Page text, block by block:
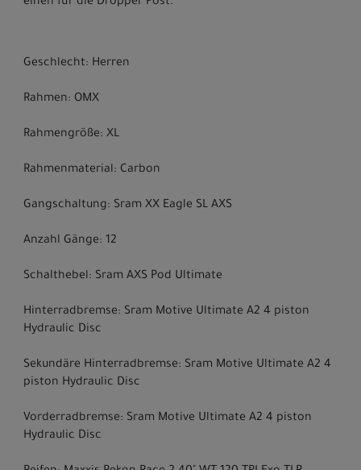
einen für die Dropper Post.
Geschlecht: Herren
Rahmen: OMX
Rahmengröße: XL
Rahmenmaterial: Carbon
Gangschaltung: Sram XX Eagle SL AXS
Anzahl Gänge: 12
Schalthebel: Sram AXS Pod Ultimate
Hinterradbremse: Sram Motive Ultimate A2 4 piston
Hydraulic Disc
Sekundäre Hinterradbremse: Sram Motive Ultimate A2 4
piston Hydraulic Disc
Vorderradbremse: Sram Motive Ultimate A2 4 piston
Hydraulic Disc